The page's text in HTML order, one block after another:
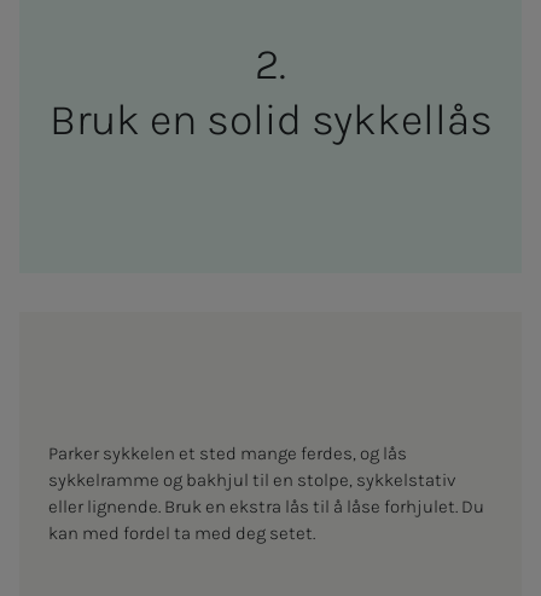
Bruk en sol­id sykkel­lås
Parker sykkelen et sted mange ferdes, og lås
sykkelramme og bakhjul til en stolpe, sykkelstativ
eller lignende. Bruk en ekstra lås til å låse forhjulet. Du
kan med fordel ta med deg setet.